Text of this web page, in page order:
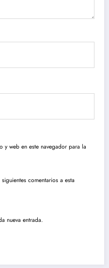
y web en este navegador para la
comentarios a esta
nueva entrada.